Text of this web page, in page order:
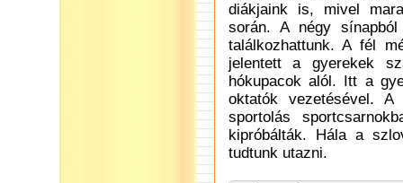
diákjaink is, mivel
során. A négy
találkozhattunk. A fél
jelentett a gyerekek
hókupacok alól. Itt a
oktatók vezetésével.
sportolás
kipróbálták. Hála a
tudtunk utazni.